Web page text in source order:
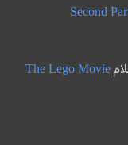
Second
The Lego Movie